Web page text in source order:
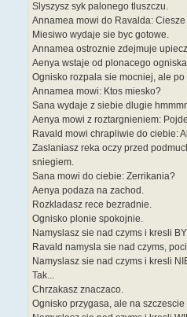
Slyszysz syk palonego tluszczu.
Annamea mowi do Ravalda: Ciesze
Miesiwo wydaje sie byc gotowe.
Annamea ostroznie zdejmuje
Aenya wstaje od plonacego
Ognisko rozpala sie mocniej, ale
Annamea mowi: Ktos miesko?
Sana wydaje z siebie dlugie
Aenya mowi z roztargnieniem:
Ravald mowi chrapliwie do ciebie:
Zaslaniasz reka oczy przed
sniegiem.
Sana mowi do ciebie: Zerrikania?
Aenya podaza na zachod.
Rozkladasz rece bezradnie.
Ognisko plonie spokojnie.
Namyslasz sie nad czyms i kresli
Ravald namysla sie nad czyms,
Namyslasz sie nad czyms i kresli
Tak...
Chrzakasz znaczaco.
Ognisko przygasa, ale na